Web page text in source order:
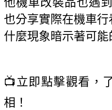
也分享實際在機車
什麼現象暗示著可能
📺立即點擊觀看，
相！